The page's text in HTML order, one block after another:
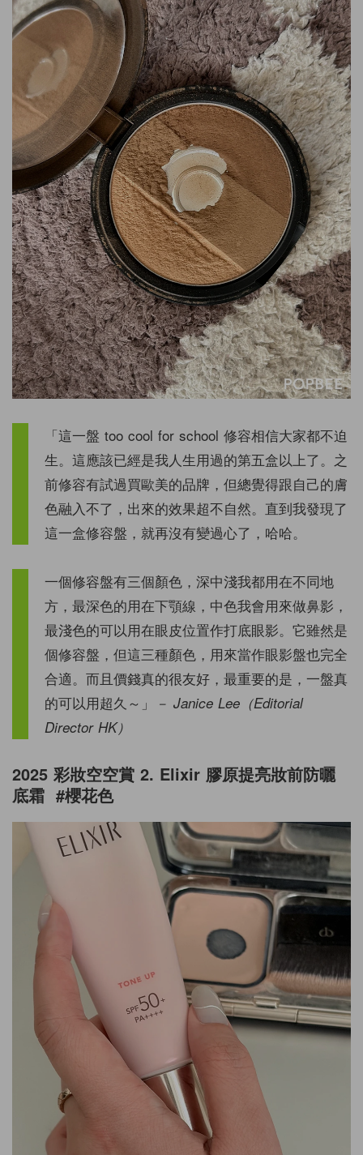
「這一盤 too cool for school 修容相信大家都不迫
生。這應該已經是我人生用過的第五盒以上了。之
前修容有試過買歐美的品牌，但總覺得跟自己的膚
色融入不了，出來的效果超不自然。直到我發現了
這一盒修容盤，就再沒有變過心了，哈哈。
一個修容盤有三個顏色，深中淺我都用在不同地
方，最深色的用在下顎線，中色我會用來做鼻影，
最淺色的可以用在眼皮位置作打底眼影。它雖然是
個修容盤，但這三種顏色，用來當作眼影盤也完全
合適。而且價錢真的很友好，最重要的是，一盤真
的可以用超久～」
－ Janice Lee（Editorial
Director HK）
2025 彩妝空空賞 2. Elixir 膠原提亮妝前防曬
底霜 #櫻花色